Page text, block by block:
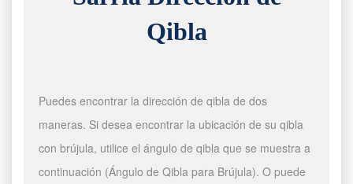
Qibla
Puedes encontrar la dirección de qibla de dos
maneras. Si desea encontrar la ubicación de su qibla
con brújula, utilice el ángulo de qibla que se muestra a
continuación (Ángulo de Qibla para Brújula). O puede